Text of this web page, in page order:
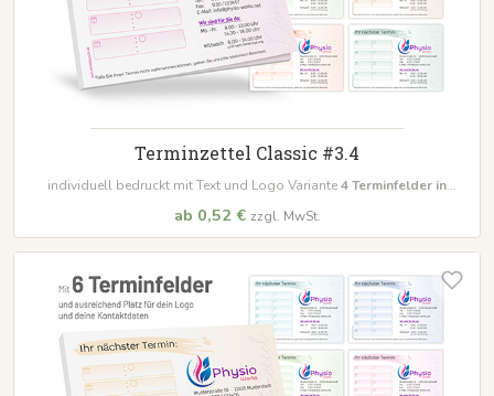
Terminzettel Classic #3.4
individuell bedruckt mit Text und Logo Variante4Terminfelder in
ab 0,52 € zzgl. MwSt.